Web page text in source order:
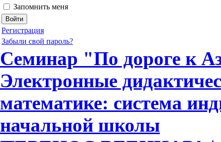
Запомнить меня
Регистрация
Забыли свой пароль?
Семинар "По дороге к
Электронные
математике: система
начальной школы